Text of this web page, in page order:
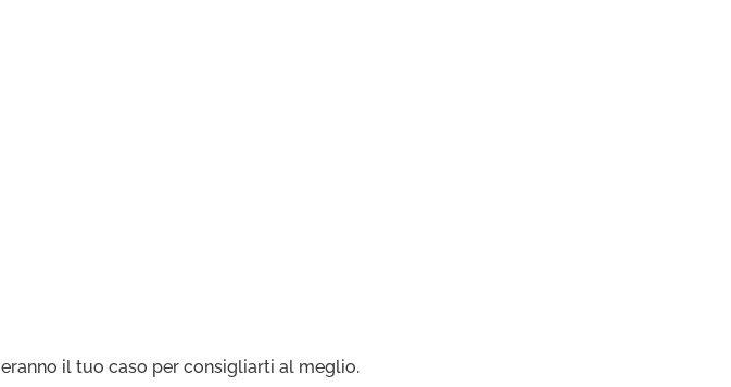
il tuo caso per consigliarti al meglio.